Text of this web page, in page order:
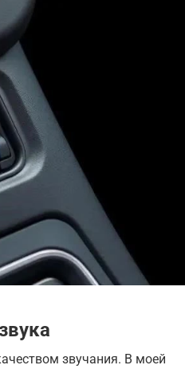
звучания. В моей